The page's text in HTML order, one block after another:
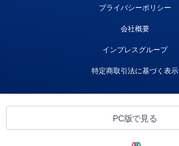
プライバシーポリシー
会社概要
インプレスグループ
特定商取引法に基づく表示
PC版で見る